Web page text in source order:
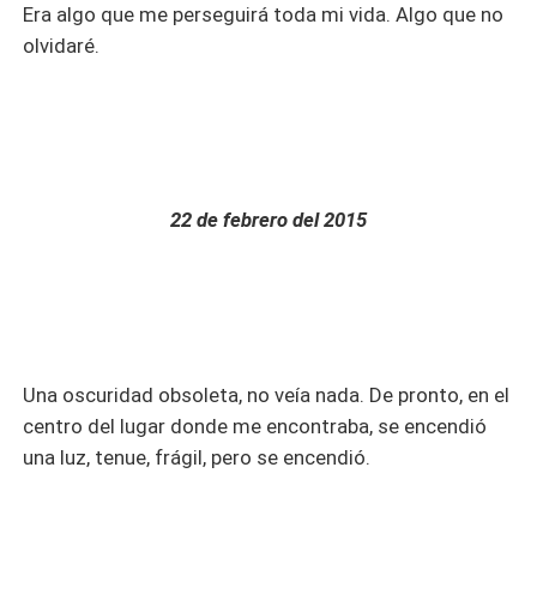
Era algo que me perseguirá toda mi vida. Algo que no
olvidaré.
22 de febrero del 2015
Una oscuridad obsoleta, no veía nada. De pronto, en el
centro del lugar donde me encontraba, se encendió
una luz, tenue, frágil, pero se encendió.